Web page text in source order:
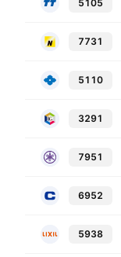
5105
7731
5110
3291
7951
6952
5938